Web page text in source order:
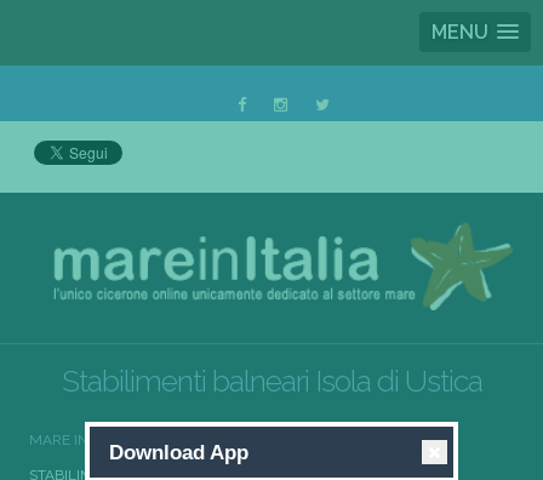
MENU
Stabilimenti balneari Isola di Ustica
MARE IN ITALIA
STABILIMENTI BALNEARI ISOLA DI USTICA
Download App